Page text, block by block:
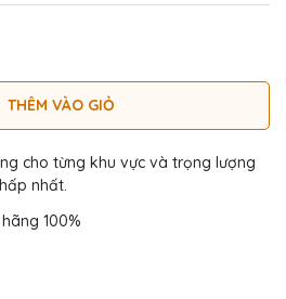
THÊM VÀO GIỎ
cho từng khu vực và trọng lượng
nhất.
100%